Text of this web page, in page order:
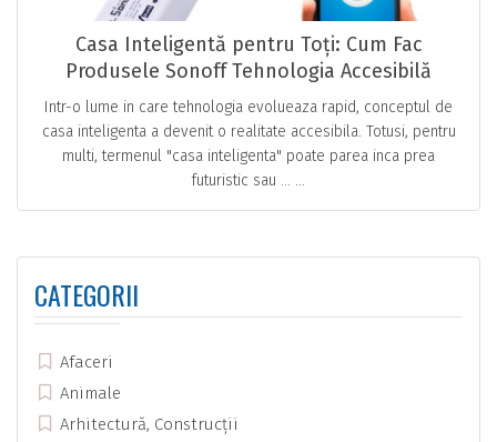
Casa Inteligentă pentru Toți: Cum Fac
Produsele Sonoff Tehnologia Accesibilă
Intr-o lume in care tehnologia evolueaza rapid, conceptul de
casa inteligenta a devenit o realitate accesibila. Totusi, pentru
multi, termenul "casa inteligenta" poate parea inca prea
futuristic sau … ...
CATEGORII
Afaceri
Animale
Arhitectură, Construcții